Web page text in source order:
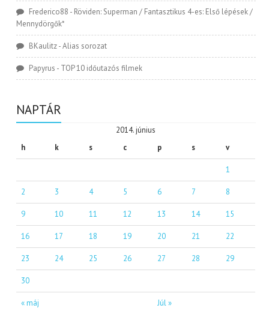
Frederico88 - Röviden: Superman / Fantasztikus 4-es: Első lépések /
Mennydörgők*
BKaulitz-Alias sorozat
Papyrus - TOP 10 időutazós filmek
NAPTÁR
2014. június
h
k s c p s v
« máj Júl »
1
2 3 4 5 6 7 8
9 10 11 12 13 14 15
16 17 18 19 20 21 22
23 24 25 26 27 28 29
30